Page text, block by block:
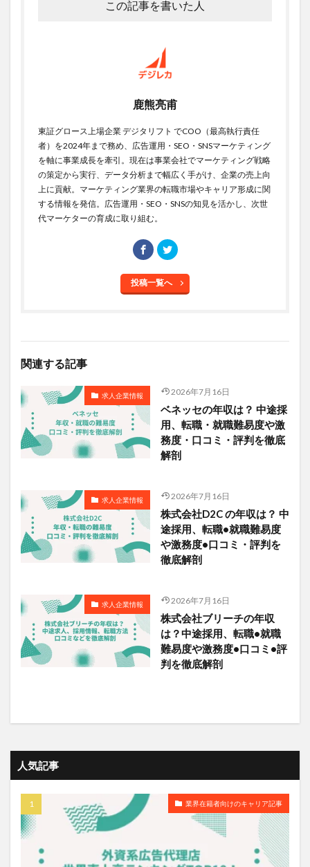
この記事を書いた人
鹿熊亮甫
東証グロース上場企業 デジタリフト でCOO（最高執行責任
者）を2024年まで務め、広告運用・SEO・SNSマーケティング
を軸に事業成長を牽引。現在は事業会社でマーケティング戦略
の策定から実行、データ分析まで幅広く手がけ、企業の売上向
上に貢献。マーケティング業界の転職市場やキャリア形成に関
する情報を発信。広告運用・SEO・SNSの知見を活かし、次世
代マーケターの育成に取り組む。
投稿一覧へ
関連する記事
求人企業情報 2026年7月16日
ベネッセの年収は？ 中途採
用、転職・就職難易度や激
務度・口コミ・評判を徹底
解剖
求人企業情報 2026年7月16日
株式会社D2C の年収は？ 中
途採用、転職•就職難易度
や激務度•口コミ・評判を
徹底解剖
求人企業情報 2026年7月16日
株式会社ブリーチの年収
は？中途採用、転職•就職
難易度や激務度•口コミ•評
判を徹底解剖
人気記事
業界在籍者向けのキャリア記事